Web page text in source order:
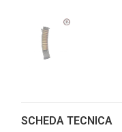
SCHEDA TECNICA
lq2402-